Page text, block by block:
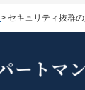
> セキュリティ抜群